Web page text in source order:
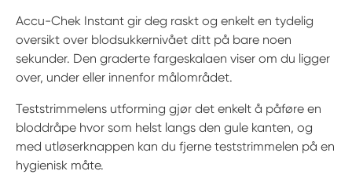
Accu-Chek Instant gir deg raskt og enkelt en tydelig
oversikt over blodsukkernivået ditt på bare noen
sekunder. Den graderte fargeskalaen viser om du ligger
over, under eller innenfor målområdet.
Teststrimmelens utforming gjør det enkelt å påføre en
bloddråpe hvor som helst langs den gule kanten, og
med utløserknappen kan du fjerne teststrimmelen på en
hygienisk måte.